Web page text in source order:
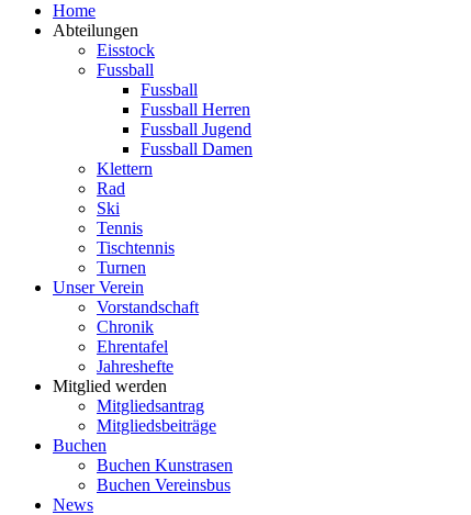
Home
Abteilungen
Eisstock
Fussball
Fussball
Fussball Herren
Fussball Jugend
Fussball Damen
Klettern
Rad
Ski
Tennis
Tischtennis
Turnen
Unser Verein
Vorstandschaft
Chronik
Ehrentafel
Jahreshefte
Mitglied werden
Mitgliedsantrag
Mitgliedsbeiträge
Buchen
Buchen Kunstrasen
Buchen Vereinsbus
News